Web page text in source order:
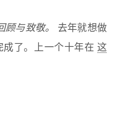
与致敬。
去年就想做
成了。上一个十年在 这